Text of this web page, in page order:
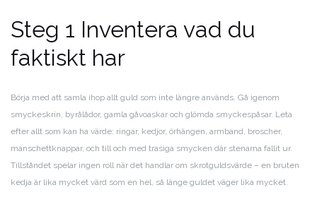
Steg 1 Inventera vad du
faktiskt har
Börja med att samla ihop allt guld som inte längre används. Gå igenom
smyckeskrin, byrålådor, gamla gåvoaskar och glömda smyckespåsar. Leta
efter allt som kan ha värde: ringar, kedjor, örhängen, armband, broscher,
manschettknappar, och till och med trasiga smycken där stenarna fallit ur.
Tillståndet spelar ingen roll när det handlar om skrotguldsvärde – en bruten
kedja är lika mycket värd som en hel, så länge guldet väger lika mycket.